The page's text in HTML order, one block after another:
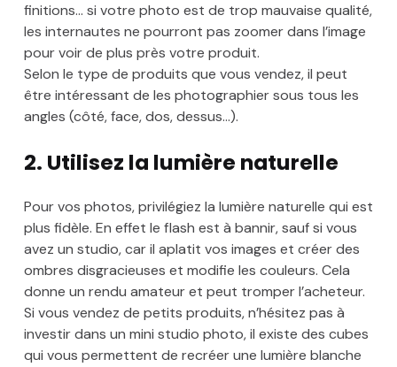
finitions… si votre photo est de trop mauvaise qualité,
les internautes ne pourront pas zoomer dans l’image
pour voir de plus près votre produit.
Selon le type de produits que vous vendez, il peut
être intéressant de les photographier sous tous les
angles (côté, face, dos, dessus…).
2. Utilisez la lumière naturelle
Pour vos photos, privilégiez la lumière naturelle qui est
plus fidèle. En effet le flash est à bannir, sauf si vous
avez un studio, car il aplatit vos images et créer des
ombres disgracieuses et modifie les couleurs. Cela
donne un rendu amateur et peut tromper l’acheteur.
Si vous vendez de petits produits, n’hésitez pas à
investir dans un mini studio photo, il existe des cubes
qui vous permettent de recréer une lumière blanche